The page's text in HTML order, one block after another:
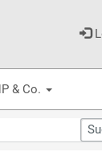
& Co.